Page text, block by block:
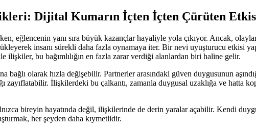
Dijital Kumarın İçten İçten Çürüten
eğlencenin yanı sıra büyük kazançlar hayaliyle yola çıkıyor. Ancak,
insanı sürekli daha fazla oynamaya iter. Bir nevi uyuşturucu etkisi
ilişkiler, bu bağımlılığın en fazla zarar verdiği alanlardan biri haline gelir.
bağlı olarak hızla değişebilir. Partnerler arasındaki güven duygusunun
zayıflatabilir. İlişkilerdeki bu çalkantı, zamanla duygusal uzaklığa ve hatta
bireyin hayatında değil, ilişkilerinde de derin yaralar açabilir. Kendi
her şeyden daha kıymetlidir.